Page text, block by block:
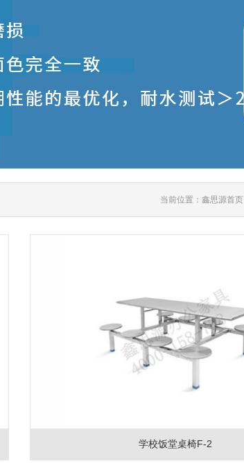
当前位置： 鑫思源首页
学校饭堂桌椅F-2